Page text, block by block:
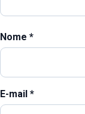
Nome *
E-mail *